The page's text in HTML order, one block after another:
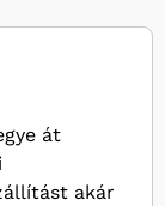
át
akár